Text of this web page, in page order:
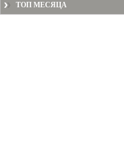
ТОП МЕСЯЦА